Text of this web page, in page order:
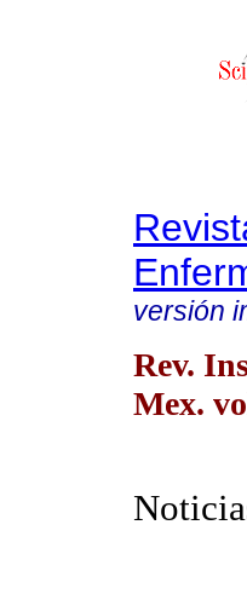
versión
Rev.
Mex.